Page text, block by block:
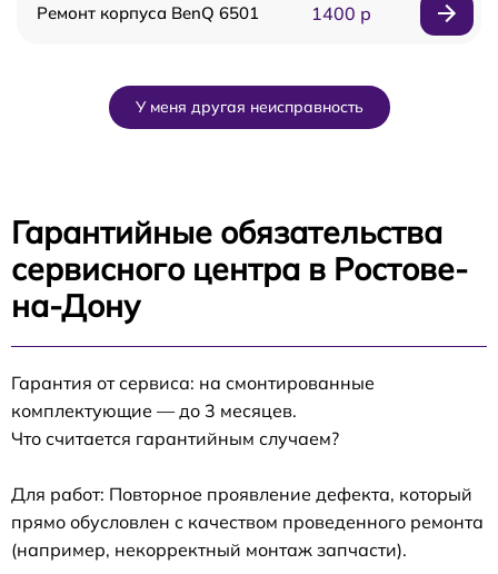
Ремонт корпуса BenQ 6501 1400 р
У меня другая неисправность
Гарантийные обязательства
сервисного центра в Ростове-
на-Дону
Гарантия от сервиса: на смонтированные
комплектующие — до 3 месяцев.
Что считается гарантийным случаем?
Для работ: Повторное проявление дефекта, который
прямо обусловлен с качеством проведенного ремонта
(например, некорректный монтаж запчасти).